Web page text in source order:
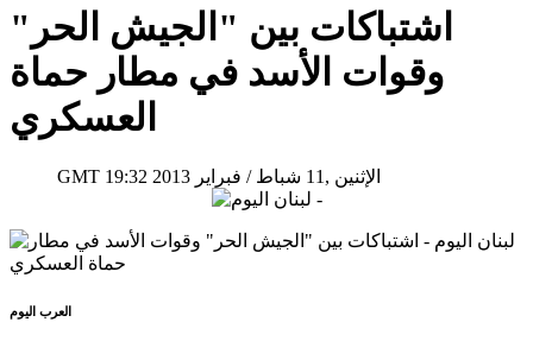
اشتباكات بين "الجيش الحر"
وقوات الأسد في مطار حماة
العسكري
GMT 19:32 2013 الإثنين ,11 شباط / فبراير
العرب اليوم